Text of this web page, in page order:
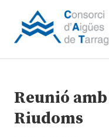
Reunió
Riudoms